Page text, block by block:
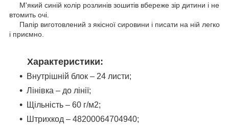
М'який синій колір розлинів зошитів вбереже зір дитини і не
втомить очі.
Папір виготовлений з якісної сировини і писати на ній легко
і приємно.
Характеристики:
Внутрішній блок – 24 листи;
Лінівка – до лінії;
Щільність – 60 г/м2;
Штрихкод – 48200064704940;